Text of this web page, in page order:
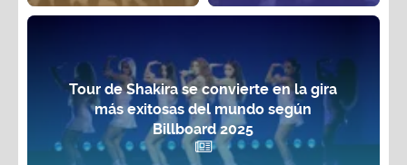
Tour de Shakira se convierte en la gira
más exitosas del mundo según
Billboard 2025